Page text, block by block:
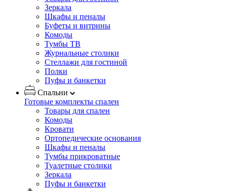
Зеркала
Шкафы и пеналы
Буфеты и витрины
Комоды
Тумбы ТВ
Журнальные столики
Стеллажи для гостиной
Полки
Пуфы и банкетки
Спальни
Готовые комплекты спален
Товары для спален
Комоды
Кровати
Ортопедические основания
Шкафы и пеналы
Тумбы прикроватные
Туалетные столики
Зеркала
Пуфы и банкетки